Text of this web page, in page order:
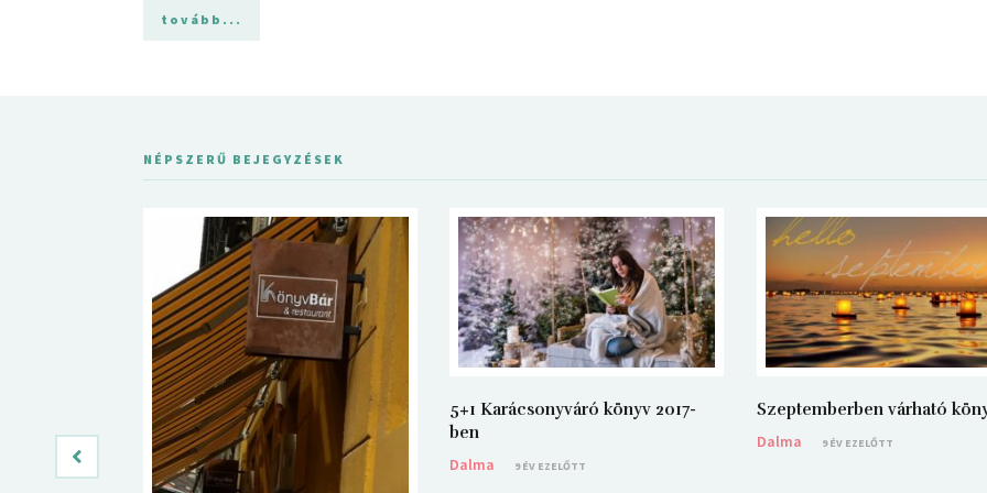
tovább...
NÉPSZERŰ BEJEGYZÉSEK
5+1 Karácsonyváró könyv 2017-
ben
Dalma
9 ÉV EZELŐTT
Szeptemberben várható
Dalma
9 ÉV EZELŐTT